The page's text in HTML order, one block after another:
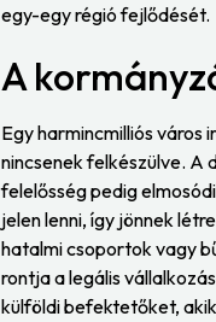
egy-egy régió fejlődését.
A
Egy harmincmilliós város
nincsenek felkészülve. A
felelősség pedig
jelen lenni, így jönnek
hatalmi csoportok vagy
rontja a legális
külföldi befektetőket,